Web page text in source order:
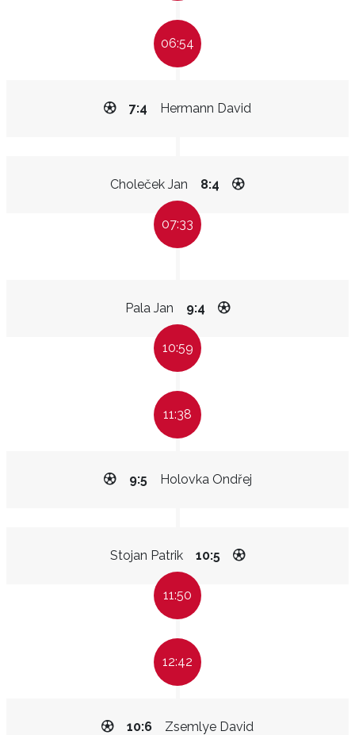
06:54
Hermann David
7:4
Choleček Jan 8:4
07:33
Pala Jan 9:4
10:59
11:38
Holovka Ondřej
9:5
Stojan Patrik 10:5
11:50
12:42
Zsemlye David
10:6